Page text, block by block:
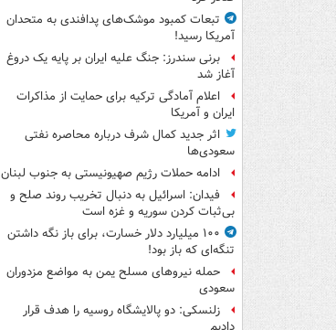
تبعات کمبود موشک‌های پدافندی به متحدان
آمریکا رسید!
برنی سندرز: جنگ علیه ایران بر پایه یک دروغ
آغاز شد
اعلام آمادگی ترکیه برای حمایت از مذاکرات
ایران و آمریکا
اثر جدید کمال شرف درباره محاصره نفتی
سعودی‌ها
ادامه حملات رژیم صهیونیستی به جنوب لبنان
فیدان: اسرائیل به دنبال تخریب روند صلح و
بی‌ثبات کردن سوریه و غزه است
۱۰۰ میلیارد دلار خسارت، برای باز نگه داشتن
تنگه‌ای که باز بود!
حمله نیروهای مسلح یمن به مواضع مزدوران
سعودی
زلنسکی: دو پالایشگاه روسیه را هدف قرار